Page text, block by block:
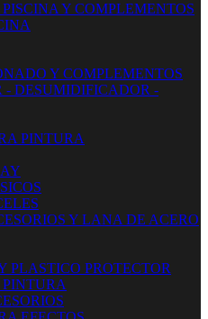
Y COMPLEMENTOS
Y COMPLEMENTOS
DESUMIDIFICADOR -
PINTURA
Y LANA DE ACERO
PLASTICO PROTECTOR
PINTURA